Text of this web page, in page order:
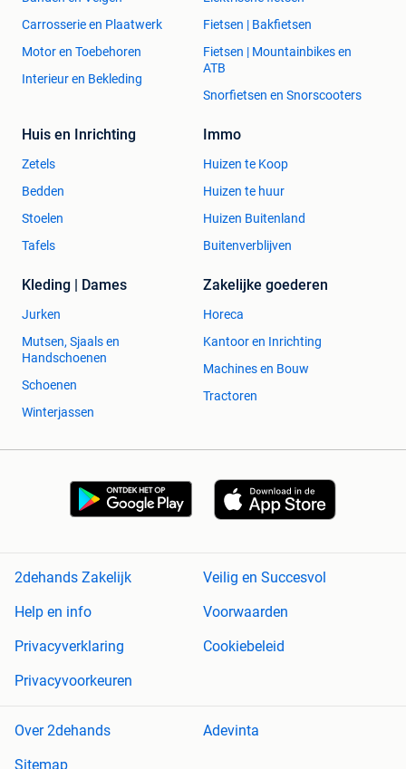
Carrosserie en Plaatwerk
Motor en Toebehoren
Interieur en Bekleding
Fietsen | Bakfietsen
Fietsen | Mountainbikes en
ATB
Snorfietsen en Snorscooters
Huis en Inrichting
Zetels
Bedden
Stoelen
Tafels
Immo
Huizen te Koop
Huizen te huur
Huizen Buitenland
Buitenverblijven
Kleding | Dames
Jurken
Mutsen, Sjaals en
Handschoenen
Schoenen
Winterjassen
Zakelijke goederen
Horeca
Kantoor en Inrichting
Machines en Bouw
Tractoren
2dehands Zakelijk
Veilig en Succesvol
Help en info
Voorwaarden
Privacyverklaring
Cookiebeleid
Privacyvoorkeuren
Over 2dehands
Adevinta
Sitemap